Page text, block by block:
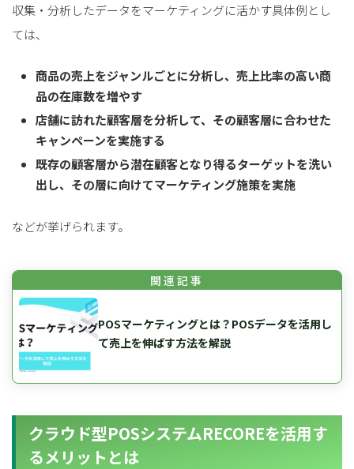
収集・分析したデータをマーケティングに活かす具体例とし
ては、
商品の売上をジャンルごとに分析し、売上比率の高い商
品の在庫数を増やす
店舗に訪れた顧客層を分析して、その顧客層に合わせた
キャンペーンを実施する
既存の顧客層から潜在顧客となり得るターゲットを洗い
出し、その層に向けてマーケティング施策を実施
などが挙げられます。
POSマーケティングとは？POSデータを活用し
て売上を伸ばす方法を解説
クラウド型POSシステムRECOREを活用す
るメリットとは